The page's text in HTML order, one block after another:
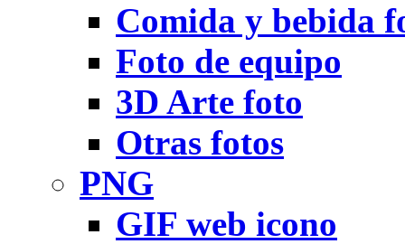
Comida y bebida
Foto de equipo
3D Arte foto
Otras fotos
PNG
GIF web icono